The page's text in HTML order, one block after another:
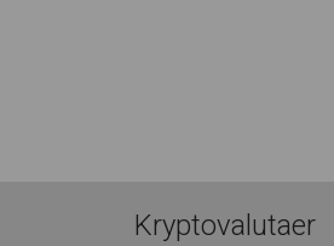
Kryptovalutaer